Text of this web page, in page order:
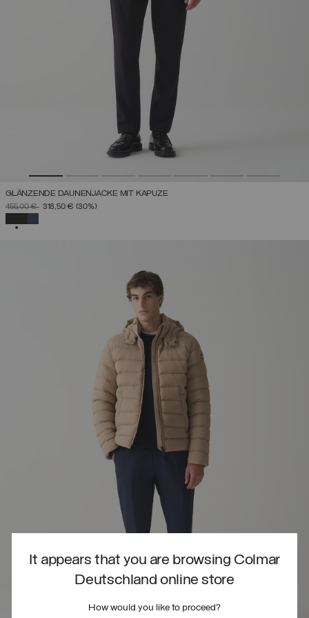
It appears that you are browsing Colmar
Deutschland online store
How would you like to proceed?
GLÄNZENDE DAUNENJACKE MIT KAPUZE
PREIS REDUZIERT VON
455,00 €AUF
318,50 € (30%)